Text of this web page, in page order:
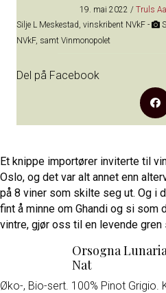
19. mai 2022 / Truls
Silje L Meskestad, vinskribent NVkF -
NVkF, samt Vinmonopolet
Del på Facebook
Et knippe importører inviterte til
Oslo, og det var alt annet enn
på 8 viner som skilte seg ut. Og i
fint å minne om Ghandi og si som
vintre, gjør oss til en levende
Orsogna
Nat
Øko-, Bio-sert. 100% Pinot Grigio.